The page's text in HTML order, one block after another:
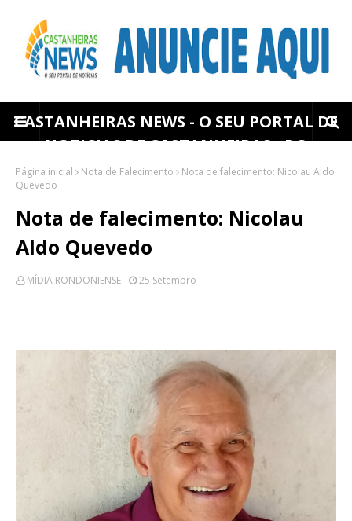
CASTANHEIRAS NEWS - O SEU PORTAL DE
NOTICIAS DE CASTANHEIRAS - RO
Página inicial Nota de Falecimento
Nota de falecimento: Nicolau Aldo
Quevedo
Nota de falecimento: Nicolau
Aldo Quevedo
MÍDIA RONDONIENSE 25 Setembro